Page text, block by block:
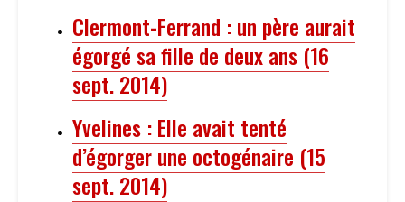
Clermont-Ferrand : un père aurait
égorgé sa fille de deux ans (16
sept. 2014)
Yvelines : Elle avait tenté
d’égorger une octogénaire (15
sept. 2014)